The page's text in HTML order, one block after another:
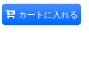
カートに入れる